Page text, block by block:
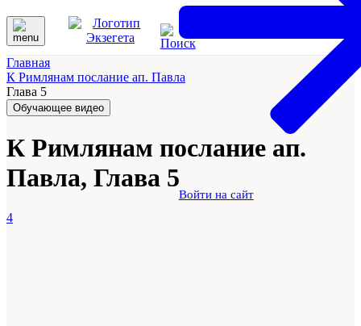
Войти на сайт
Главная
К Римлянам послание ап. Павла
Глава 5
Обучающее видео
К Римлянам послание ап.
Павла, Глава 5
4